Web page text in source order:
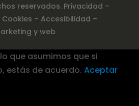
reservados. Privacidad –
Cookies – Accesibilidad –
y web
que asumimos que si
estás de acuerdo. Aceptar